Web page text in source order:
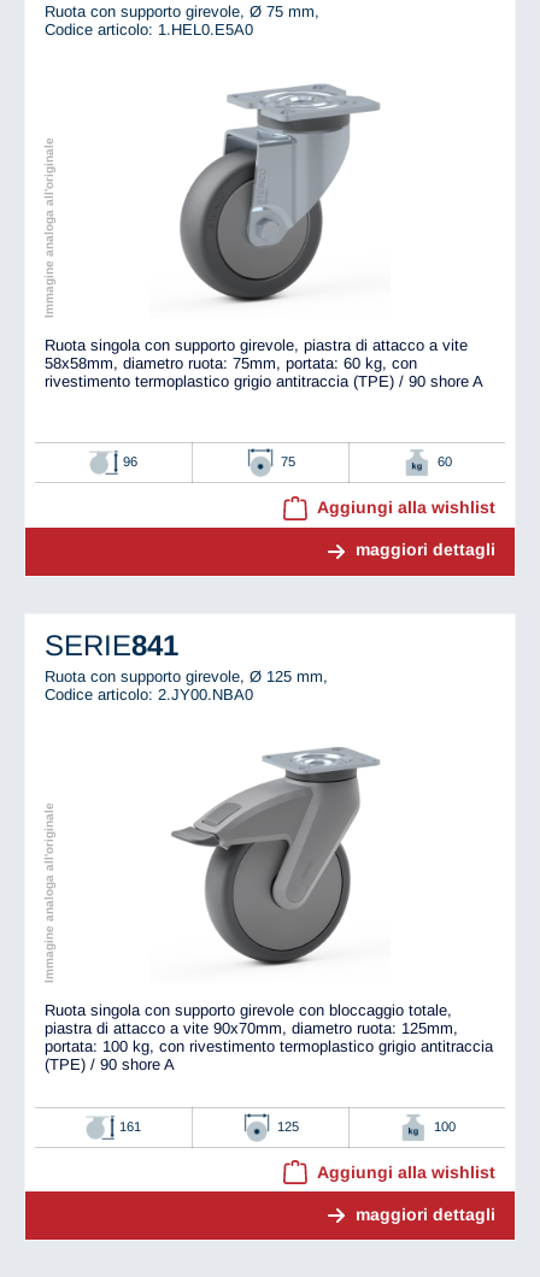
Ruota con supporto girevole, Ø 75 mm,
Codice articolo: 1.HEL0.E5A0
Immagine analoga all'originale
Ruota singola con supporto girevole, piastra di attacco a vite
58x58mm, diametro ruota: 75mm, portata: 60 kg, con
rivestimento termoplastico grigio antitraccia (TPE) / 90 shore A
96 75 60
Aggiungi alla wishlist
maggiori dettagli
SERIE841
Ruota con supporto girevole, Ø 125 mm,
Codice articolo: 2.JY00.NBA0
Immagine analoga all'originale
Ruota singola con supporto girevole con bloccaggio totale,
piastra di attacco a vite 90x70mm, diametro ruota: 125mm,
portata: 100 kg, con rivestimento termoplastico grigio antitraccia
(TPE) / 90 shore A
161 125 100
Aggiungi alla wishlist
maggiori dettagli